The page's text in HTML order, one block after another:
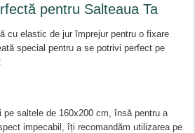
pentru Salteaua Ta
cu elastic de jur împrejur pentru o fixare
special pentru a se potrivi perfect pe
saltele de 160x200 cm, însă pentru a
impecabil, îți recomandăm utilizarea pe